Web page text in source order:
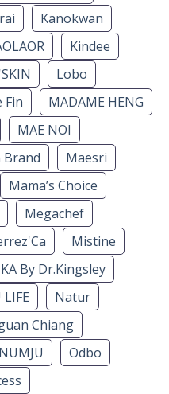
Kanokwan
Kindee
Lobo
Fin
MADAME HENG
MAE NOI
Brand
Maesri
Mama’s Choice
Megachef
Mistine
By Dr.Kingsley
Natur
Chiang
NUMJU
Odbo